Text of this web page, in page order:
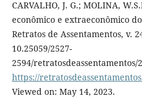
CARVALHO, J. G.; MOLINA,
econômico e extraeconômico
Retratos de Assentamentos, v.
10.25059/2527-
2594/retratosdeassentamentos/
https://
Viewed on: May 14, 2023.